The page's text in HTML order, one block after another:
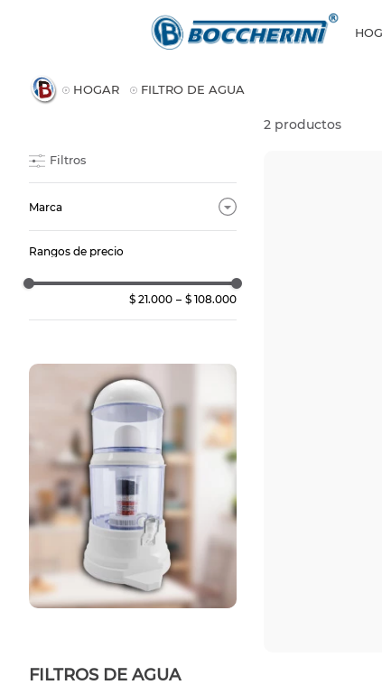
HOGAR FILTRO DE AGUA
Filtros
Marca
Rangos de precio
$ 21.000 – $ 108.000
FILTROS DE AGUA
2 productos